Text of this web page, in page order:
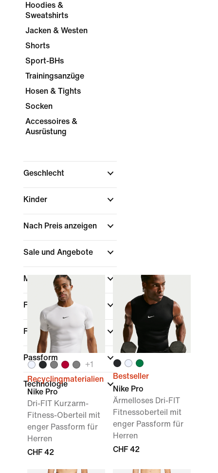
Hoodies &
Sweatshirts
Jacken & Westen
Shorts
Sport-BHs
Trainingsanzüge
Hosen & Tights
Socken
Accessoires &
Ausrüstung
Geschlecht
Kinder
Nach Preis anzeigen
Sale und Angebote
Marke
Farbe
Funktionen
Passform
Technologie
+1
Recyclingmaterialien
Nike Pro
Dri-FIT Kurzarm-
Fitness-Oberteil mit
enger Passform für
Herren
CHF 42
Bestseller
Nike Pro
Ärmelloses Dri-FIT
Fitnessoberteil mit
enger Passform für
Herren
CHF 42